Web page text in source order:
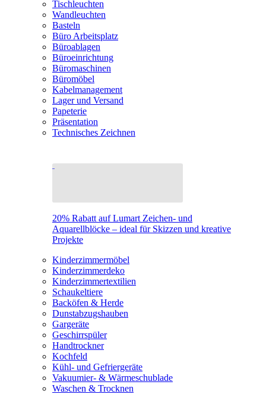
Tischleuchten
Wandleuchten
Basteln
Büro Arbeitsplatz
Büroablagen
Büroeinrichtung
Büromaschinen
Büromöbel
Kabelmanagement
Lager und Versand
Papeterie
Präsentation
Technisches Zeichnen
20% Rabatt auf Lumart Zeichen- und
Aquarellblöcke – ideal für Skizzen und kreative
Projekte
Kinderzimmermöbel
Kinderzimmerdeko
Kinderzimmertextilien
Schaukeltiere
Backöfen & Herde
Dunstabzugshauben
Gargeräte
Geschirrspüler
Handtrockner
Kochfeld
Kühl- und Gefriergeräte
Vakuumier- & Wärmeschublade
Waschen & Trocknen